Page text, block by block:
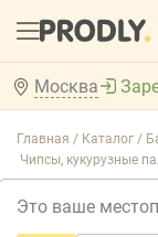
Москва
Это ваше
Главная / Каталог /
Чипсы, кукурузные
Чипсы,